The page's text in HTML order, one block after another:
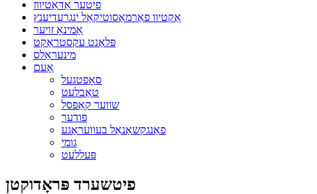
פיטער אַדאַטיווז
אַקטיוו פאַרמאַסוטיקאַל ינגרעדיענץ
אַמינאָ זויער
פּלאַנט עקסטראַקט
מינעראַלס
אָעם
סאָפטגעל
טאַבלעט
שווער קאַפּסל
פּודער
פאַנגקשאַנאַל בעוועראַגע
גומי
פּעללעט
פיטשערד פּראָדוקטן